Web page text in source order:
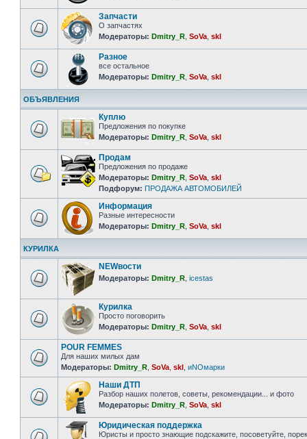
Запчасти
О запчастях
Модераторы: Dmitry_R SoVa skl
Разное
все остальное
Модераторы: Dmitry_R SoVa skl
ОБЪЯВЛЕНИЯ
Куплю
Предложения по покупке
Модераторы: Dmitry_R SoVa skl
Продам
Предложения по продаже
Модераторы: Dmitry_R SoVa skl
Подфорум: ПРОДАЖА АВТОМОБИЛЕЙ
Информация
Разные интересности
Модераторы: Dmitry_R SoVa skl
КУРИЛКА
NEWвости
Модераторы: Dmitry_R icestas
Курилка
Просто поговорить
Модераторы: Dmitry_R SoVa skl
POUR FEMMES
Для наших милых дам
Модераторы: Dmitry_R SoVa skl иNOмарки
Наши ДТП
Разбор наших полетов, советы, рекомендации... и фото
Модераторы: Dmitry_R SoVa skl
Юридическая поддержка
Юристы и просто знающие подскажите, посоветуйте,